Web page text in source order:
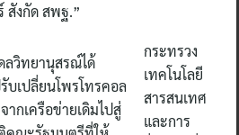
สังกัด สพฐ.”
ลวิทยานุสรณ์ได้
บเปลี่ยนโพรโทรคอล
ากเครือข่ายเดิมไปสู่
กระทรวง
เทคโนโลยี
สารสนเทศ
และการ